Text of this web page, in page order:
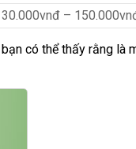
–
có thể thấy rằng là